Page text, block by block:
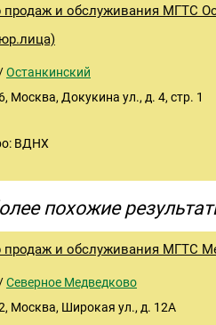
продаж и обслуживания МГТС
/Останкинский
Москва, Докукина ул., д. 4, стр. 1
ВДНХ
похожие
продаж и обслуживания МГТС
/Северное Медведково
Москва, Широкая ул., д. 12А